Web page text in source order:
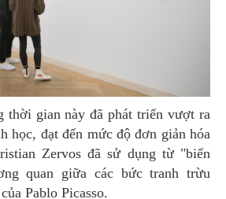
học, đạt đến mức độ đơn giản hóa
Zervos đã sử dụng từ "biến
quan giữa các bức tranh trừu
Pablo Picasso.